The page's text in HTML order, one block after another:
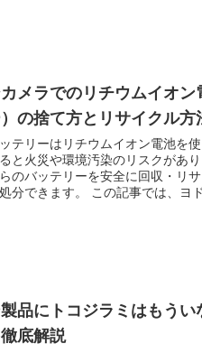
メラでのリチウムイオ
の捨て方とリサイクル方
テリーはリチウムイオン電池を
災や環境汚染のリスクがあります。 ヨドバ
のバッテリーを安全に回収・リ
記事では、ヨドバシカメラでの安全な
品にトコジラミはもう
底解説